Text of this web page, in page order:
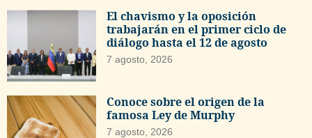
El chavismo y la oposición
trabajarán en el primer ciclo de
diálogo hasta el 12 de agosto
7 agosto, 2026
Conoce sobre el origen de la
famosa Ley de Murphy
7 agosto, 2026